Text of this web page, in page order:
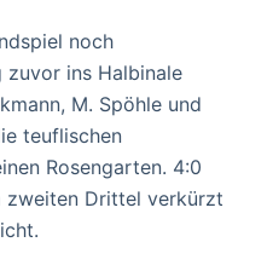
noch
zuvor ins Halbinale
M. Spöhle und
teuflischen
Rosengarten. 4:0
zweiten Drittel verkürzt